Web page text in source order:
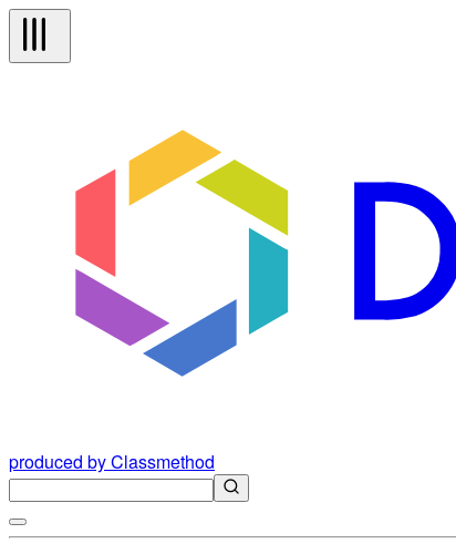
produced by Classmethod